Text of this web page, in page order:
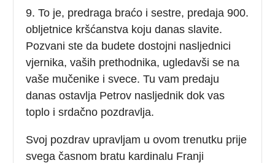
9. To je, predraga braćo i sestre, predaja 900.
obljetnice kršćanstva koju danas slavite.
Pozvani ste da budete dostojni nasljednici
vjernika, vaših prethodnika, ugledavši se na
vaše mučenike i svece. Tu vam predaju
danas ostavlja Petrov nasljednik dok vas
toplo i srdačno pozdravlja.
Svoj pozdrav upravljam u ovom trenutku prije
svega časnom bratu kardinalu Franji